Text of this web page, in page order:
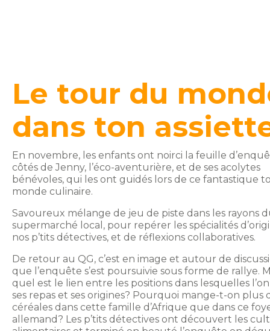
Le tour du
dans ton
En novembre, les enfants ont noirci la feuille
côtés de Jenny, l’éco-aventurière, et de ses acolytes
bénévoles, qui les ont guidés lors de ce fantastique
monde culinaire.
Savoureux mélange de jeu de piste dans les rayons
supermarché local, pour repérer les spécialités
nos p’tits détectives, et de réflexions collaboratives.
De retour au QG, c’est en image et autour de
que l’enquête s’est poursuivie sous forme de rallye.
quel est le lien entre les positions dans lesquelles
ses repas et ses origines? Pourquoi mange-t-on plus
céréales dans cette famille d’Afrique que dans ce
allemand? Les p’tits détectives ont découvert les